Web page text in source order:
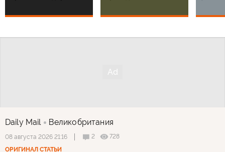
Daily Mail Великобритания
08 августа 2026 21:16 2
728
ОРИГИНАЛ СТАТЬИ